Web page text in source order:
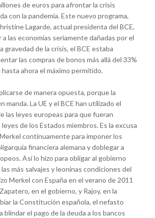
de euros para afrontar la crisis
con la pandemia. Este nuevo programa,
Lagarde, actual presidenta del BCE,
las economías seriamente dañadas por el
gravedad de la crisis, el BCE estaba
las compras de bonos más allá del 33%
ahora el máximo permitido.
de manera opuesta, porque la
manda. La UE y el BCE han utilizado el
las leyes europeas para que fueran
de los Estados miembros. Es la excusa
continuamente para imponer los
financiera alemana y doblegar a
Así lo hizo para obligar al gobierno
más salvajes y leoninas condiciones del
Merkel con España en el verano de 2011
en el gobierno, y Rajoy, en la
la Constitución española, el nefasto
blindar el pago de la deuda a los bancos